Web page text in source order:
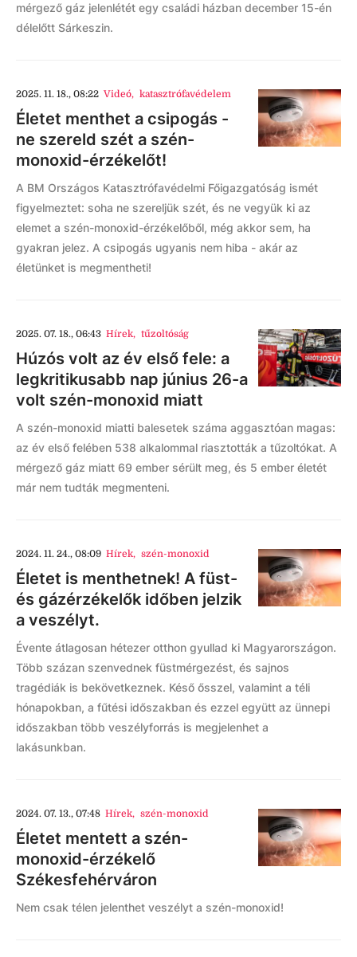
mérgező gáz jelenlétét egy családi házban december 15-én
délelőtt Sárkeszin.
2025. 11. 18., 08:22 Videó, katasztrófavédelem
Életet menthet a csipogás -
ne szereld szét a szén-
monoxid-érzékelőt!
A BM Országos Katasztrófavédelmi Főigazgatóság ismét
figyelmeztet: soha ne szereljük szét, és ne vegyük ki az
elemet a szén-monoxid-érzékelőből, még akkor sem, ha
gyakran jelez. A csipogás ugyanis nem hiba - akár az
életünket is megmentheti!
2025. 07. 18., 06:43 Hírek, tűzoltóság
Húzós volt az év első fele: a
legkritikusabb nap június 26-a
volt szén-monoxid miatt
A szén-monoxid miatti balesetek száma aggasztóan magas:
az év első felében 538 alkalommal riasztották a tűzoltókat. A
mérgező gáz miatt 69 ember sérült meg, és 5 ember életét
már nem tudták megmenteni.
2024. 11. 24., 08:09 Hírek, szén-monoxid
Életet is menthetnek! A füst-
és gázérzékelők időben jelzik
a veszélyt.
Évente átlagosan hétezer otthon gyullad ki Magyarországon.
Több százan szenvednek füstmérgezést, és sajnos
tragédiák is bekövetkeznek. Késő ősszel, valamint a téli
hónapokban, a fűtési időszakban és ezzel együtt az ünnepi
időszakban több veszélyforrás is megjelenhet a
lakásunkban.
2024. 07. 13., 07:48 Hírek, szén-monoxid
Életet mentett a szén-
monoxid-érzékelő
Székesfehérváron
Nem csak télen jelenthet veszélyt a szén-monoxid!